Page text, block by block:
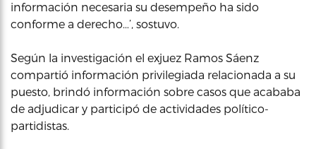
información necesaria su desempeño ha sido
conforme a derecho…’, sostuvo.
Según la investigación el exjuez Ramos Sáenz
compartió información privilegiada relacionada a su
puesto, brindó información sobre casos que acababa
de adjudicar y participó de actividades político-
partidistas.